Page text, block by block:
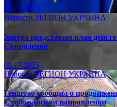
08.17.2025
Новости РЕГИОН УКРАИНА
Завтра представим план
Свириденко
08.17.2025
НовостиРЕГИОНУКРАИНА
Генштаб сообщил о
Слобожанском направлении